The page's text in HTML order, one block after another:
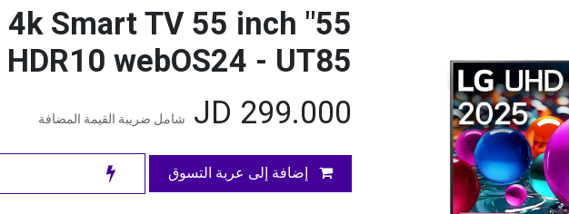
4k Smart TV 55 inch
webOS24 - UT85
299.000
شامل ضريبة القيمة المضافة
إضافة إلى عربة التسوق